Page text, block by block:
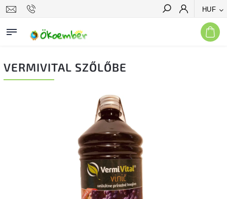
HUF
Keresés
VERMIVITAL SZŐLŐBE